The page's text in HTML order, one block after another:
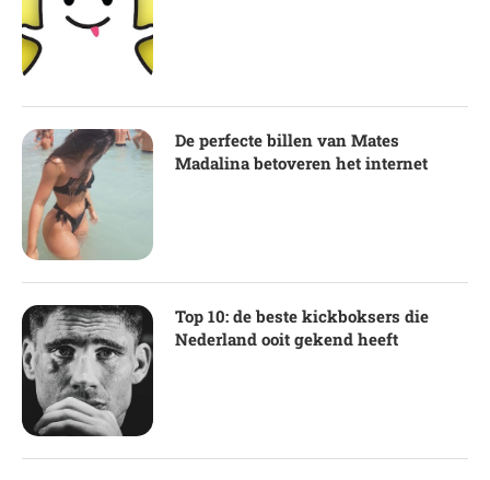
De perfecte billen van Mates
Madalina betoveren het internet
Top 10: de beste kickboksers die
Nederland ooit gekend heeft